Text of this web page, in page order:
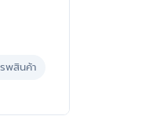
พสินค้า